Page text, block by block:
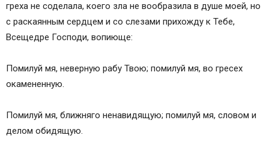
греха не соделала, коего зла не вообразила в душе моей, но
с раскаянным сердцем и со слезами прихожду к Тебе,
Всещедре Господи, вопиюще:
Помилуй мя, неверную рабу Твою; помилуй мя, во гресех
окамененную.
Помилуй мя, ближняго ненавидящую; помилуй мя, словом и
делом обидящую.